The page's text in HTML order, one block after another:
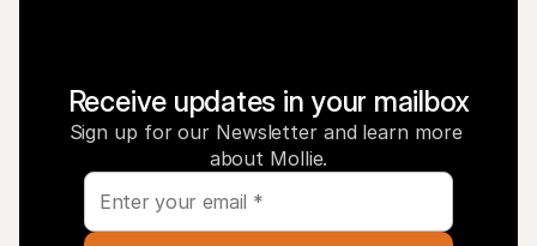
Receive updates in your mailbox
Sign up for our Newsletter and learn more
about Mollie.